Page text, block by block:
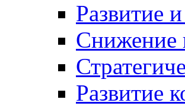
Развитие
Снижение
Развитие